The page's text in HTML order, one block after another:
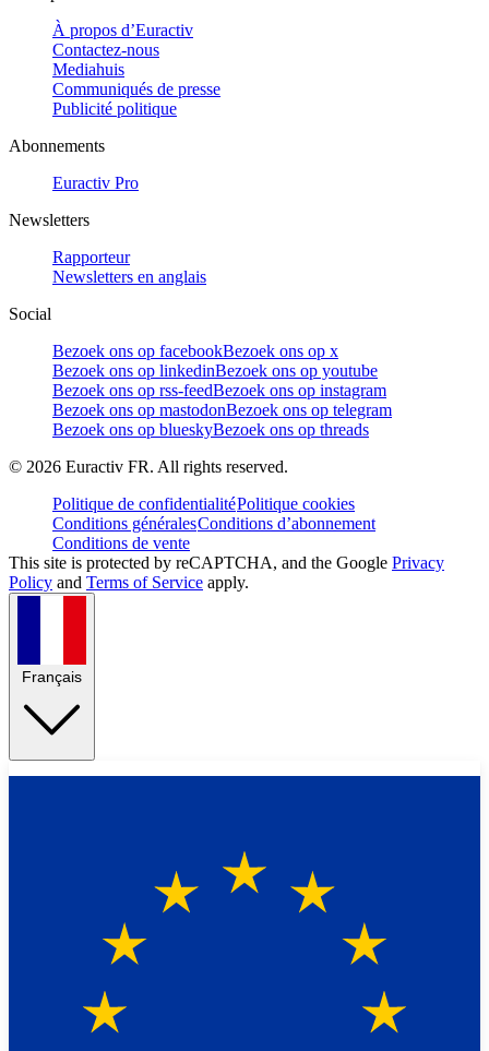
À propos d’Euractiv
Contactez-nous
Mediahuis
Communiqués de presse
Publicité politique
Abonnements
Euractiv Pro
Newsletters
Rapporteur
Newsletters en anglais
Social
Bezoek ons op facebookBezoek ons op x
Bezoek ons op linkedinBezoek ons op youtube
Bezoek ons op rss-feedBezoek ons op instagram
Bezoek ons op mastodonBezoek ons op telegram
Bezoek ons op blueskyBezoek ons op threads
© 2026 Euractiv FR. All rights reserved.
Politique de confidentialitéPolitique cookies
Conditions généralesConditions d’abonnement
Conditions de vente
This site is protected by reCAPTCHA, and the Google Privacy
Policy and Terms of Service apply.
Français